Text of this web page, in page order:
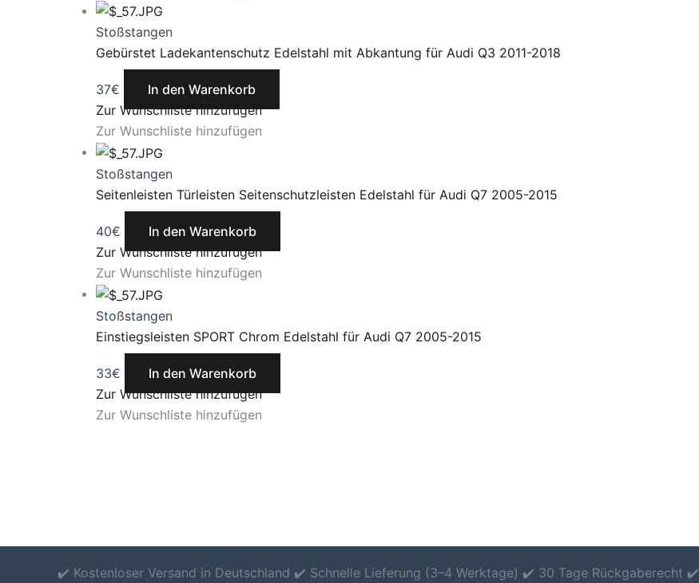
Stoßstangen
Gebürstet Ladekantenschutz Edelstahl mit Abkantung für Audi Q3 2011-2018
37€
In den Warenkorb
Zur Wunschliste hinzufügen
Zur Wunschliste hinzufügen
Stoßstangen
Seitenleisten Türleisten Seitenschutzleisten Edelstahl für Audi Q7 2005-2015
40€
In den Warenkorb
Zur Wunschliste hinzufügen
Zur Wunschliste hinzufügen
Stoßstangen
Einstiegsleisten SPORT Chrom Edelstahl für Audi Q7 2005-2015
33€
In den Warenkorb
Zur Wunschliste hinzufügen
Zur Wunschliste hinzufügen
✔️ Kostenloser Versand in Deutschland ✔️ Schnelle Lieferung (3–4 Werktage) ✔️ 30 Tage Rückgaberecht